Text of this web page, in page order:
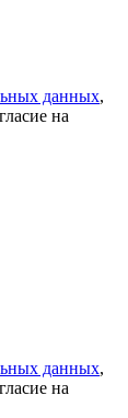
данных,
на
данных,
на